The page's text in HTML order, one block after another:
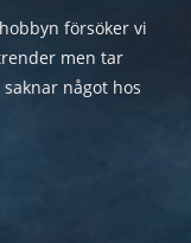
försöker vi
men tar
något hos